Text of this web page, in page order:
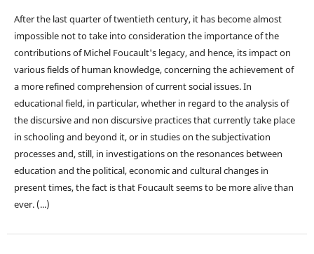
After the last quarter of twentieth century, it has become almost
impossible not to take into consideration the importance of the
contributions of Michel Foucault's legacy, and hence, its impact on
various fields of human knowledge, concerning the achievement of
a more refined comprehension of current social issues. In
educational field, in particular, whether in regard to the analysis of
the discursive and non discursive practices that currently take place
in schooling and beyond it, or in studies on the subjectivation
processes and, still, in investigations on the resonances between
education and the political, economic and cultural changes in
present times, the fact is that Foucault seems to be more alive than
ever. (...)